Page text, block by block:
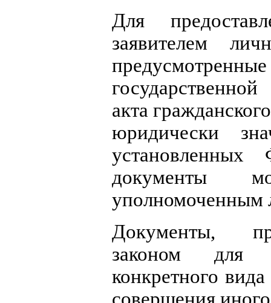
Для
заявителем
акта
юридически
установленных
документы
уполномоченным
Документы,
законом для
конкретного